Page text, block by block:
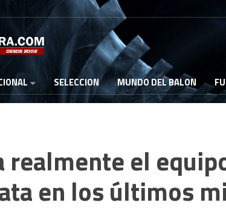
SELECCION MUNDO DEL BALON
realmente el
en los últimos